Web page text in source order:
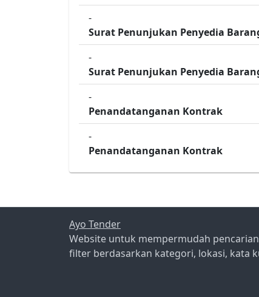
-
Surat Penunjukan Penyedia
-
Surat Penunjukan Penyedia
-
Penandatanganan Kontrak
-
Penandatanganan Kontrak
Ayo Tender
Website untuk mempermudah
filter berdasarkan kategori, lokasi, kata